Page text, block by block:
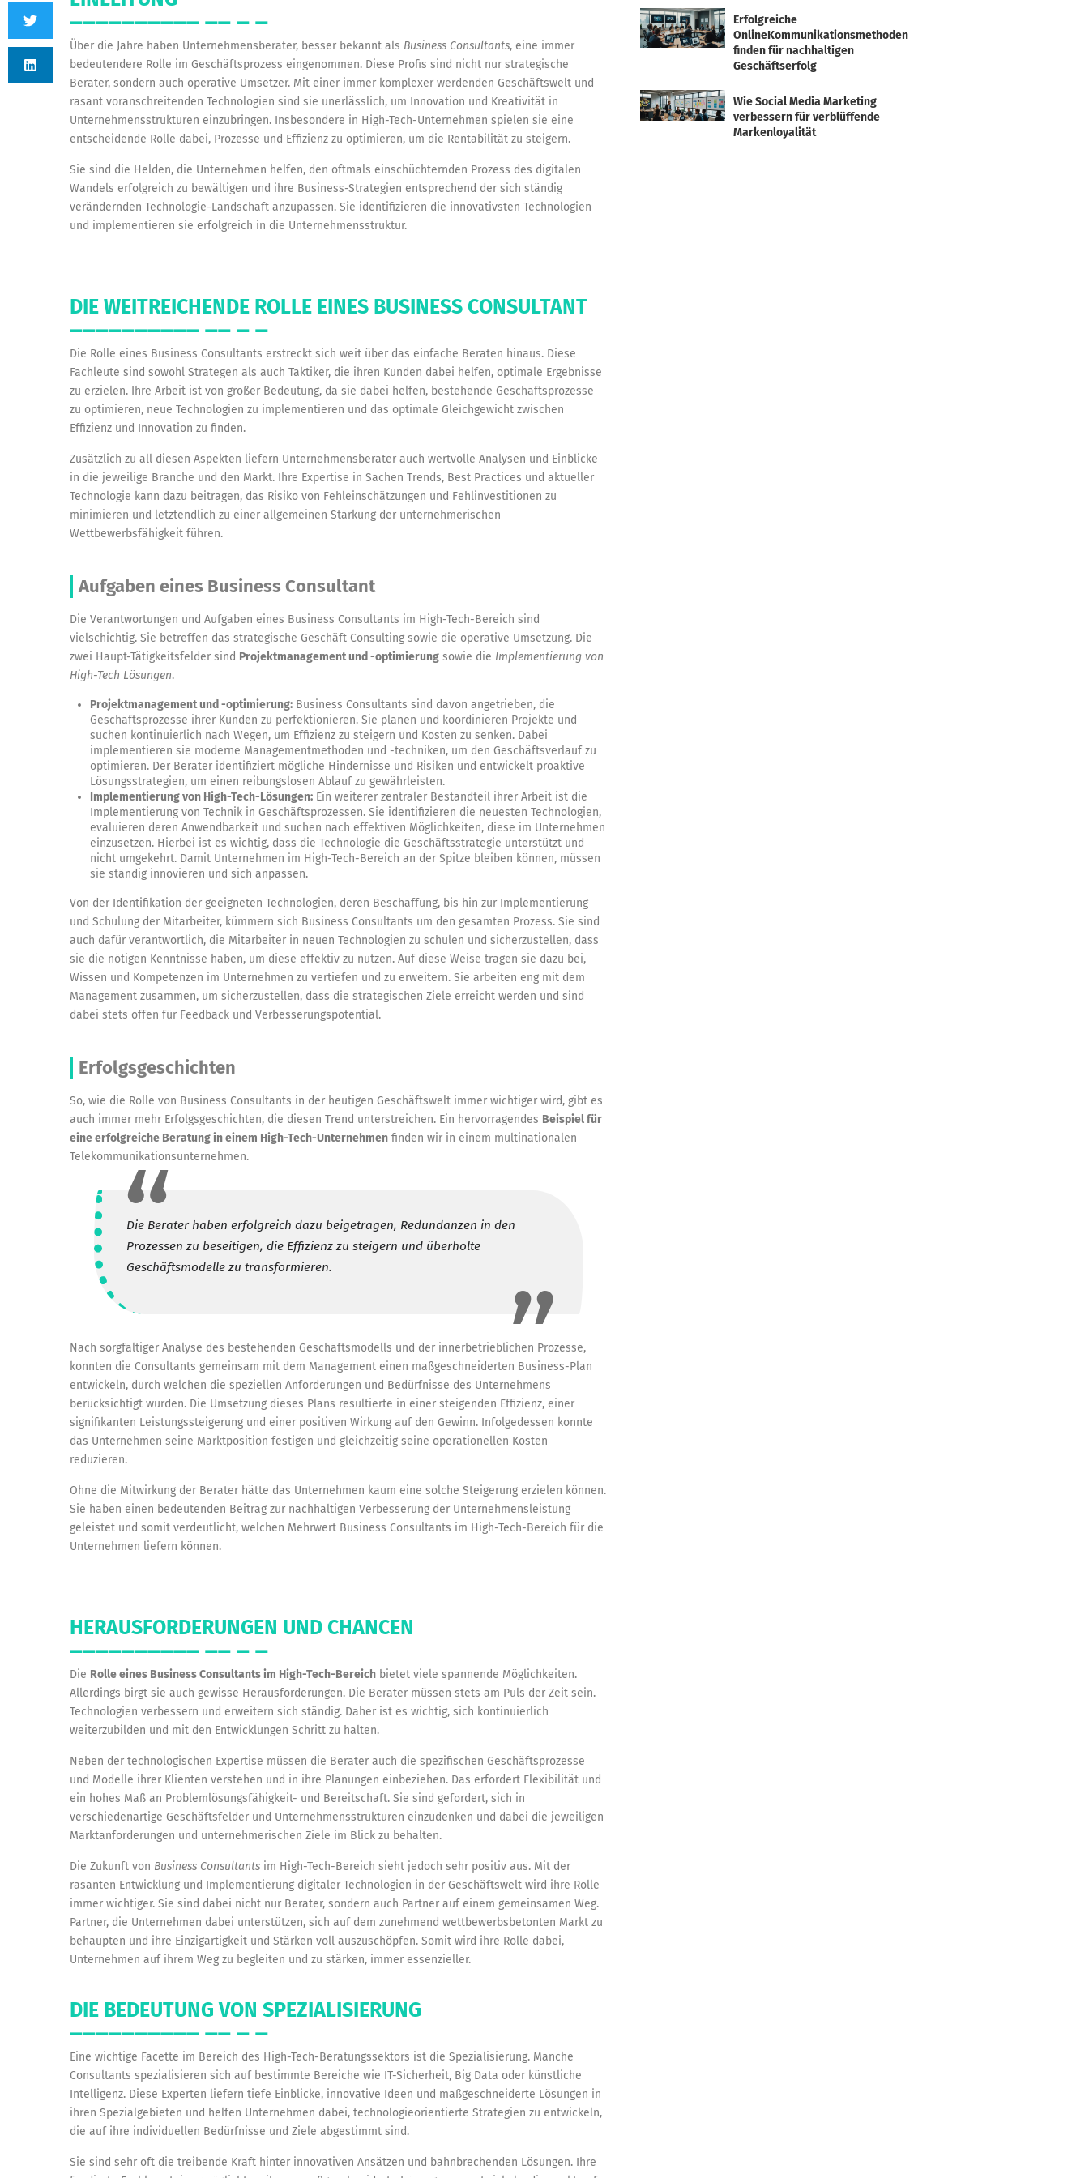
Über die Jahre haben Unternehmensberater, besser bekannt als Business Consultants, eine immer
bedeutendere Rolle im Geschäftsprozess eingenommen. Diese Profis sind nicht nur strategische
Berater, sondern auch operative Umsetzer. Mit einer immer komplexer werdenden Geschäftswelt und
rasant voranschreitenden Technologien sind sie unerlässlich, um Innovation und Kreativität in
Unternehmensstrukturen einzubringen. Insbesondere in High-Tech-Unternehmen spielen sie eine
entscheidende Rolle dabei, Prozesse und Effizienz zu optimieren, um die Rentabilität zu steigern.
Sie sind die Helden, die Unternehmen helfen, den oftmals einschüchternden Prozess des digitalen
Wandels erfolgreich zu bewältigen und ihre Business-Strategien entsprechend der sich ständig
verändernden Technologie-Landschaft anzupassen. Sie identifizieren die innovativsten Technologien
und implementieren sie erfolgreich in die Unternehmensstruktur.
DIE WEITREICHENDE ROLLE EINES BUSINESS CONSULTANT
Die Rolle eines Business Consultants erstreckt sich weit über das einfache Beraten hinaus. Diese
Fachleute sind sowohl Strategen als auch Taktiker, die ihren Kunden dabei helfen, optimale Ergebnisse
zu erzielen. Ihre Arbeit ist von großer Bedeutung, da sie dabei helfen, bestehende Geschäftsprozesse
zu optimieren, neue Technologien zu implementieren und das optimale Gleichgewicht zwischen
Effizienz und Innovation zu finden.
Zusätzlich zu all diesen Aspekten liefern Unternehmensberater auch wertvolle Analysen und Einblicke
in die jeweilige Branche und den Markt. Ihre Expertise in Sachen Trends, Best Practices und aktueller
Technologie kann dazu beitragen, das Risiko von Fehleinschätzungen und Fehlinvestitionen zu
minimieren und letztendlich zu einer allgemeinen Stärkung der unternehmerischen
Wettbewerbsfähigkeit führen.
Aufgaben eines Business Consultant
Die Verantwortungen und Aufgaben eines Business Consultants im High-Tech-Bereich sind
vielschichtig. Sie betreffen das strategische Geschäft Consulting sowie die operative Umsetzung. Die
zwei Haupt-Tätigkeitsfelder sind Projektmanagement und -optimierungsowie die Implementierung von
High-Tech Lösungen.
Projektmanagement und -optimierung:Business Consultants sind davon angetrieben, die
Geschäftsprozesse ihrer Kunden zu perfektionieren. Sie planen und koordinieren Projekte und
suchen kontinuierlich nach Wegen, um Effizienz zu steigern und Kosten zu senken. Dabei
implementieren sie moderne Managementmethoden und -techniken, um den Geschäftsverlauf zu
optimieren. Der Berater identifiziert mögliche Hindernisse und Risiken und entwickelt proaktive
Lösungsstrategien, um einen reibungslosen Ablauf zu gewährleisten.
Implementierung von High-Tech-Lösungen:Ein weiterer zentraler Bestandteil ihrer Arbeit ist die
Implementierung von Technik in Geschäftsprozessen. Sie identifizieren die neuesten Technologien,
evaluieren deren Anwendbarkeit und suchen nach effektiven Möglichkeiten, diese im Unternehmen
einzusetzen. Hierbei ist es wichtig, dass die Technologie die Geschäftsstrategie unterstützt und
nicht umgekehrt. Damit Unternehmen im High-Tech-Bereich an der Spitze bleiben können, müssen
sie ständig innovieren und sich anpassen.
Von der Identifikation der geeigneten Technologien, deren Beschaffung, bis hin zur Implementierung
und Schulung der Mitarbeiter, kümmern sich Business Consultants um den gesamten Prozess. Sie sind
auch dafür verantwortlich, die Mitarbeiter in neuen Technologien zu schulen und sicherzustellen, dass
sie die nötigen Kenntnisse haben, um diese effektiv zu nutzen. Auf diese Weise tragen sie dazu bei,
Wissen und Kompetenzen im Unternehmen zu vertiefen und zu erweitern. Sie arbeiten eng mit dem
Management zusammen, um sicherzustellen, dass die strategischen Ziele erreicht werden und sind
dabei stets offen für Feedback und Verbesserungspotential.
Erfolgsgeschichten
So, wie die Rolle von Business Consultants in der heutigen Geschäftswelt immer wichtiger wird, gibt es
auch immer mehr Erfolgsgeschichten, die diesen Trend unterstreichen. Ein hervorragendes Beispiel für
eine erfolgreiche Beratung in einem High-Tech-Unternehmenfinden wir in einem multinationalen
Telekommunikationsunternehmen.
Die Berater haben erfolgreich dazu beigetragen, Redundanzen in den
Prozessen zu beseitigen, die Effizienz zu steigern und überholte
Geschäftsmodelle zu transformieren.
Nach sorgfältiger Analyse des bestehenden Geschäftsmodells und der innerbetrieblichen Prozesse,
konnten die Consultants gemeinsam mit dem Management einen maßgeschneiderten Business-Plan
entwickeln, durch welchen die speziellen Anforderungen und Bedürfnisse des Unternehmens
berücksichtigt wurden. Die Umsetzung dieses Plans resultierte in einer steigenden Effizienz, einer
signifikanten Leistungssteigerung und einer positiven Wirkung auf den Gewinn. Infolgedessen konnte
das Unternehmen seine Marktposition festigen und gleichzeitig seine operationellen Kosten
reduzieren.
Ohne die Mitwirkung der Berater hätte das Unternehmen kaum eine solche Steigerung erzielen können.
Sie haben einen bedeutenden Beitrag zur nachhaltigen Verbesserung der Unternehmensleistung
geleistet und somit verdeutlicht, welchen Mehrwert Business Consultants im High-Tech-Bereich für die
Unternehmen liefern können.
HERAUSFORDERUNGEN UND CHANCEN
Die Rolle eines Business Consultants im High-Tech-Bereichbietet viele spannende Möglichkeiten.
Allerdings birgt sie auch gewisse Herausforderungen. Die Berater müssen stets am Puls der Zeit sein.
Technologien verbessern und erweitern sich ständig. Daher ist es wichtig, sich kontinuierlich
weiterzubilden und mit den Entwicklungen Schritt zu halten.
Neben der technologischen Expertise müssen die Berater auch die spezifischen Geschäftsprozesse
und Modelle ihrer Klienten verstehen und in ihre Planungen einbeziehen. Das erfordert Flexibilität und
ein hohes Maß an Problemlösungsfähigkeit- und Bereitschaft. Sie sind gefordert, sich in
verschiedenartige Geschäftsfelder und Unternehmensstrukturen einzudenken und dabei die jeweiligen
Marktanforderungen und unternehmerischen Ziele im Blick zu behalten.
Die Zukunft von Business Consultantsim High-Tech-Bereich sieht jedoch sehr positiv aus. Mit der
rasanten Entwicklung und Implementierung digitaler Technologien in der Geschäftswelt wird ihre Rolle
immer wichtiger. Sie sind dabei nicht nur Berater, sondern auch Partner auf einem gemeinsamen Weg.
Partner, die Unternehmen dabei unterstützen, sich auf dem zunehmend wettbewerbsbetonten Markt zu
behaupten und ihre Einzigartigkeit und Stärken voll auszuschöpfen. Somit wird ihre Rolle dabei,
Unternehmen auf ihrem Weg zu begleiten und zu stärken, immer essenzieller.
DIE BEDEUTUNG VON SPEZIALISIERUNG
Eine wichtige Facette im Bereich des High-Tech-Beratungssektors ist die Spezialisierung. Manche
Consultants spezialisieren sich auf bestimmte Bereiche wie IT-Sicherheit, Big Data oder künstliche
Intelligenz. Diese Experten liefern tiefe Einblicke, innovative Ideen und maßgeschneiderte Lösungen in
ihren Spezialgebieten und helfen Unternehmen dabei, technologieorientierte Strategien zu entwickeln,
die auf ihre individuellen Bedürfnisse und Ziele abgestimmt sind.
Sie sind sehr oft die treibende Kraft hinter innovativen Ansätzen und bahnbrechenden Lösungen. Ihre
Erfolgreiche
OnlineKommunikationsmethoden
finden für nachhaltigen
Geschäftserfolg
Wie Social Media Marketing
verbessern für verblüffende
Markenloyalität